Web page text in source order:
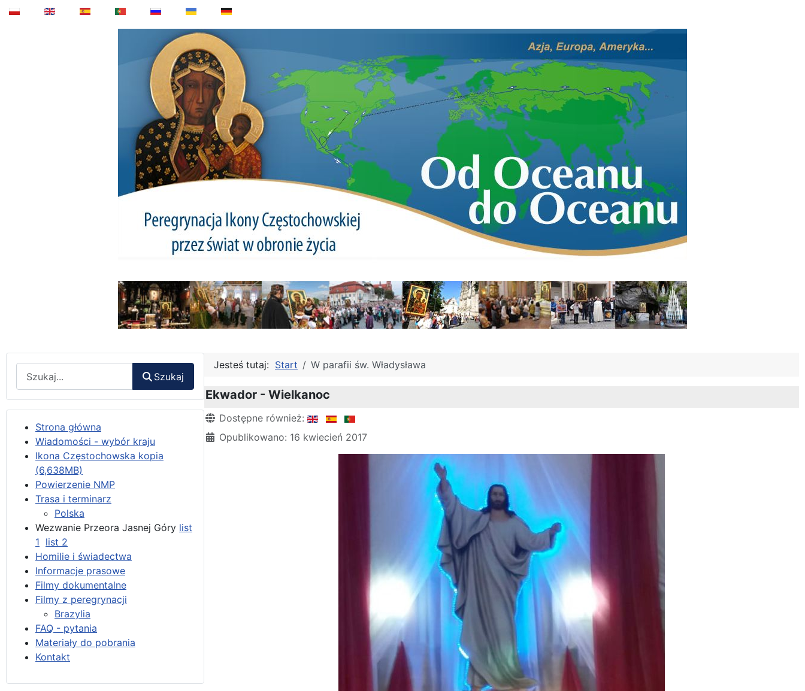
Szukaj
Strona główna
Wiadomości - wybór kraju
Ikona Częstochowska kopia
(6,638MB)
Powierzenie NMP
Trasa i terminarz
Polska
Wezwanie Przeora Jasnej Góry list
1 list 2
Homilie i świadectwa
Informacje prasowe
Filmy dokumentalne
Filmy z peregrynacji
Brazylia
FAQ - pytania
Materiały do pobrania
Kontakt
Jesteś tutaj: Start W parafii św. Władysława
Ekwador - Wielkanoc
Szczegóły
Dostępne również:
Opublikowano: 16 kwiecień 2017